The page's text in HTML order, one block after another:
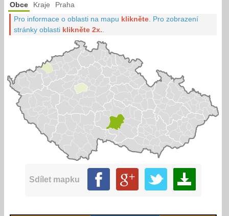
Obce Kraje Praha
Pro informace o oblasti na mapu klikněte Pro zobrazení
stránky oblasti klikněte 2x.
Sdílet mapku